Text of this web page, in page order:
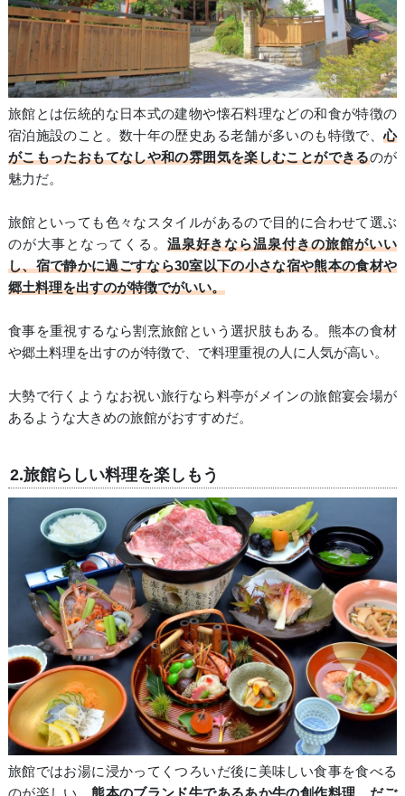
旅館とは伝統的な日本式の建物や懐石料理などの和食が特徴の
宿泊施設のこと。数十年の歴史ある老舗が多いのも特徴で、心
がこもったおもてなしや和の雰囲気を楽しむことができるのが
魅力だ。
旅館といっても色々なスタイルがあるので目的に合わせて選ぶ
のが大事となってくる。 温泉好きなら温泉付きの旅館がいい
し、宿で静かに過ごすなら30室以下の小さな宿や熊本の食材や
郷土料理を出すのが特徴でがいい。
食事を重視するなら割烹旅館という選択肢もある。熊本の食材
や郷土料理を出すのが特徴で、で料理重視の人に人気が高い。
大勢で行くようなお祝い旅行なら料亭がメインの旅館宴会場が
あるような大きめの旅館がおすすめだ。
2.旅館らしい料理を楽しもう
旅館ではお湯に浸かってくつろいだ後に美味しい食事を食べる
のが楽しい。熊本のブランド牛であるあか牛の創作料理、だご